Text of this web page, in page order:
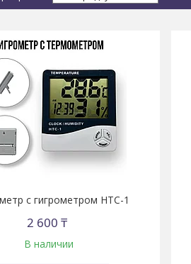
с гигрометром НТС-1
2 600 ₸
В наличии